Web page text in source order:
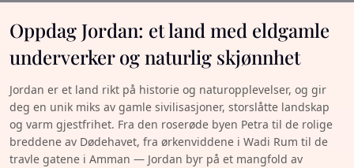
Oppdag Jordan: et land med eldgamle
underverker og naturlig skjønnhet
Jordan er et land rikt på historie og naturopplevelser, og gir
deg en unik miks av gamle sivilisasjoner, storslåtte landskap
og varm gjestfrihet. Fra den roserøde byen Petra til de rolige
breddene av Dødehavet, fra ørkenviddene i Wadi Rum til de
travle gatene i Amman — Jordan byr på et mangfold av